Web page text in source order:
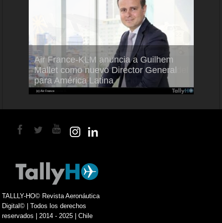
Air France-KLM anuncia a Guilhem
Mallet como nuevo Director General
para América Latina
TALLLY-HO© Revista Aeronáutica
Digital© | Todos los derechos
reservados | 2014 - 2025 | Chile